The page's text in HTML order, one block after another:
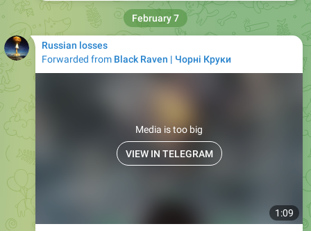
Russian losses
Forwarded from Black Raven | Чорні Круки
1:09
Media is too big
VIEW IN TELEGRAM
February 7